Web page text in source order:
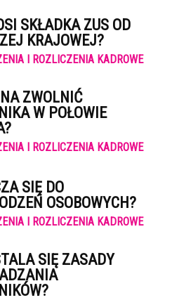
SKŁADKA ZUS OD
KRAJOWEJ?
I ROZLICZENIA KADROWE
ZWOLNIĆ
W POŁOWIE
I ROZLICZENIA KADROWE
SIĘ DO
OSOBOWYCH?
I ROZLICZENIA KADROWE
SIĘ ZASADY